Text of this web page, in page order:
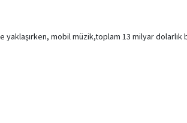
yaklaşırken, mobil müzik,toplam 13 milyar dolarlık